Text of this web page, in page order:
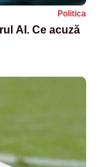
Politica
AI. Ce acuză